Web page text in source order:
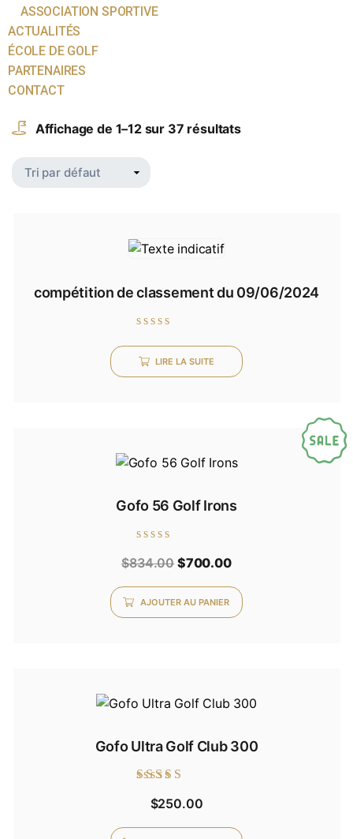
ASSOCIATION SPORTIVE
ACTUALITÉS
ÉCOLE DE GOLF
PARTENAIRES
CONTACT
Affichage de 1–12 sur 37 résultats
compétition de classement du 09/06/2024
sur
5
LIRE LA SUITE
Gofo 56 Golf Irons
0
5
$834.00 Le
prix
initial
$700.00Le
prix
actuel
AJOUTER AU PANIER
Gofo Ultra Golf Club 300
5.00
$250.00